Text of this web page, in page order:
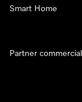
Smart Home
Partner